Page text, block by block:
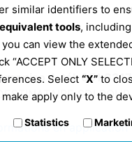
4, tél. 051
SDI
en application
similar identifiers to
tools,
can view the
“ACCEPT ONLY
Select “X” to
apply only to the
Statistics